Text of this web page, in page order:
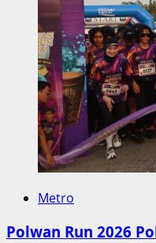
Metro
Polwan Run 2026